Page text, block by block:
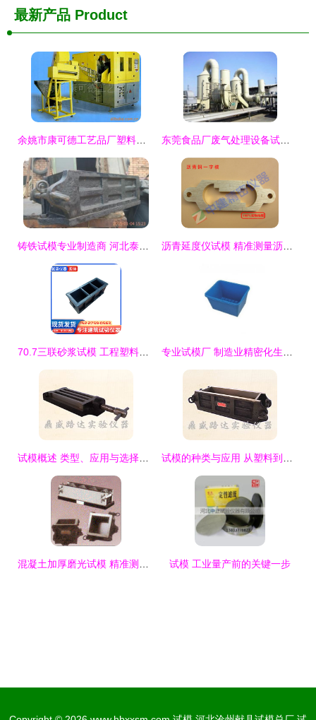
最新产品 Product
试模 工业量产前的关键一步